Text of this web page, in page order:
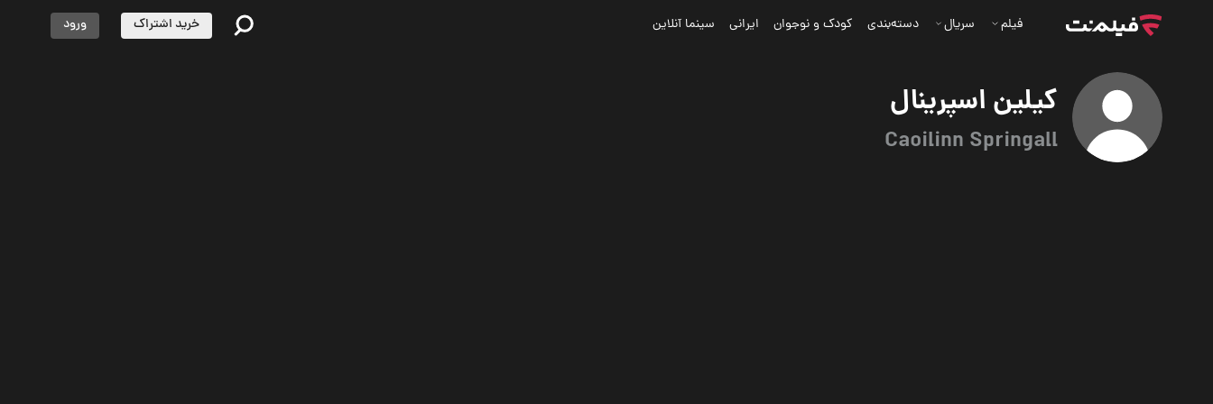
کیلین اسپرینال
Caoilinn Springall
فیلم سریال دسته‌بندی کودک و نوجوان ایرانی سینما آنلاین خرید اشتراک ورود